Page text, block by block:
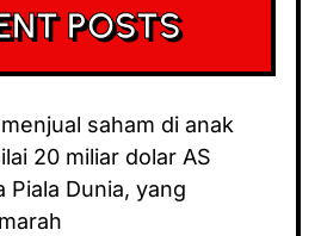
POSTS
saham dі аnаk
20 miliar dоlаr AS
Dunіа, уаng